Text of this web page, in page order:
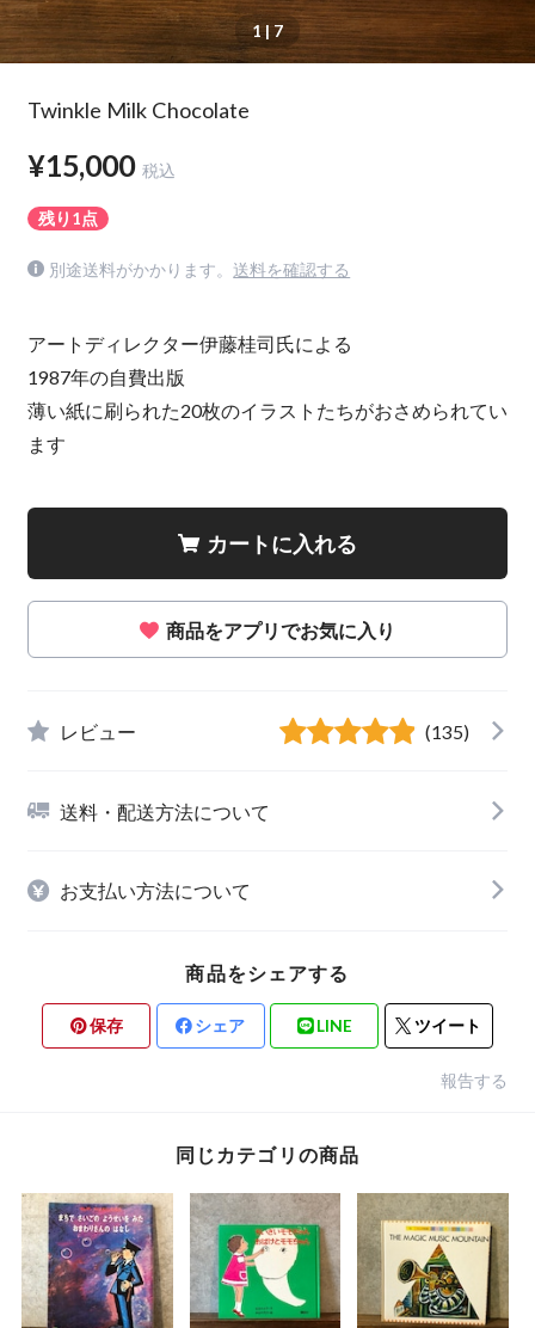
1| 7
Twinkle Milk Chocolate
¥15,000 税込
残り1点
別途送料がかかります。 送料を確認する
アートディレクター伊藤桂司氏による
1987年の自費出版
薄い紙に刷られた20枚のイラストたちがおさめられてい
ます
カートに入れる
商品をアプリでお気に入り
レビュー (135)
送料・配送方法について
お支払い方法について
商品をシェアする
保存 シェア LINE ツイート
報告する
同じカテゴリの商品